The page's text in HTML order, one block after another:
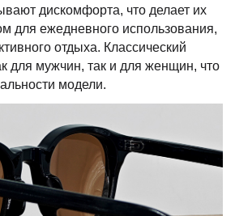
дискомфорта, что делает их
для ежедневного использования,
отдыха. Классический
для мужчин, так и для женщин, что
модели.